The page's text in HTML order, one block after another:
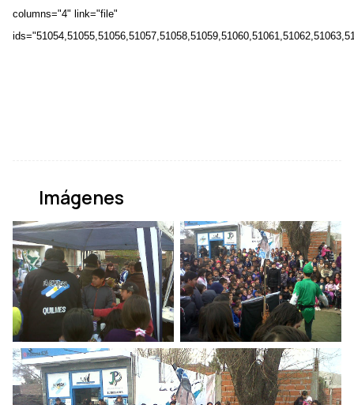
columns="4" link="file"
Imágenes